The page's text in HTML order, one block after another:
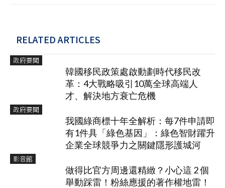
RELATED ARTICLES
政府要聞
韓國移民政策處啟動劃時代移民改
革：4大戰略吸引10萬全球高端人
才、解決地方衰亡危機
政府要聞
我國綠商標十年全解析：每7件申請即
有1件具「綠色基因」：綠色智財躍升
企業全球競爭力之關鍵隱形護城河
影音館
做得比官方周邊還精緻？小心這 2 個
舉動踩雷！粉絲應援的著作權地雷！